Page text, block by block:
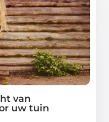
van
uw tuin